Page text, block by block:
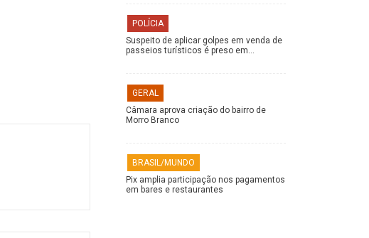
POLÍCIA
Suspeito de aplicar golpes em venda de
passeios turísticos é preso em…
GERAL
Câmara aprova criação do bairro de
Morro Branco
BRASIL/MUNDO
Pix amplia participação nos pagamentos
em bares e restaurantes